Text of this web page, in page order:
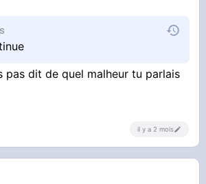
pas dit de quel malheur tu parlais
il y a 2 mois